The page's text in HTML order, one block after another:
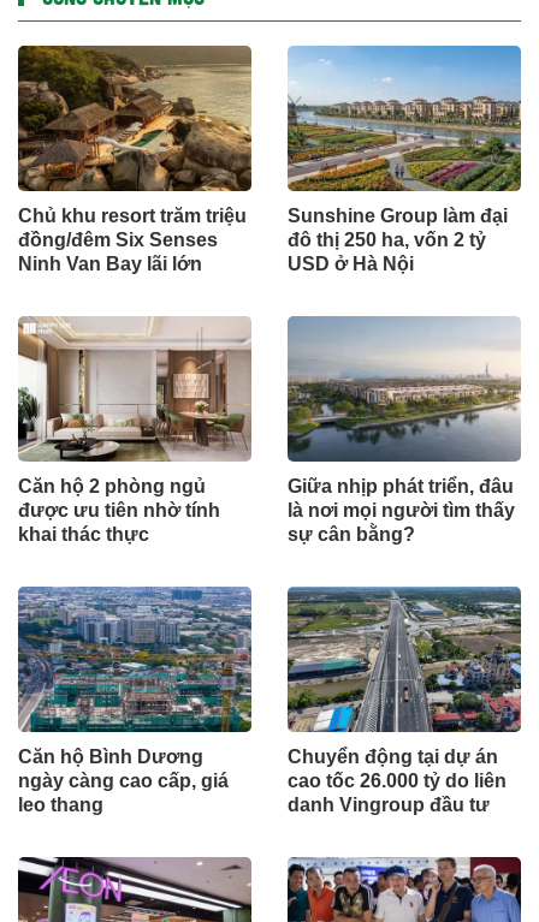
Chủ khu resort trăm triệu
đồng/đêm Six Senses
Ninh Van Bay lãi lớn
Sunshine Group làm đại
đô thị 250 ha, vốn 2 tỷ
USD ở Hà Nội
Căn hộ 2 phòng ngủ
được ưu tiên nhờ tính
khai thác thực
Giữa nhịp phát triển, đâu
là nơi mọi người tìm thấy
sự cân bằng?
Căn hộ Bình Dương
ngày càng cao cấp, giá
leo thang
Chuyển động tại dự án
cao tốc 26.000 tỷ do liên
danh Vingroup đầu tư